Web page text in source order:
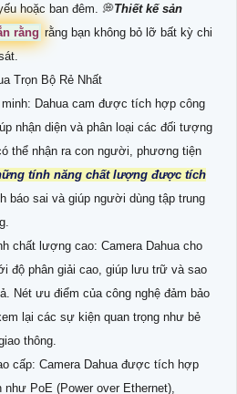
hoặc ban đêm. 💭Thiết kế sản
rằng rằng bạn không bỏ lỡ bất kỳ chi
Dahua cam được tích hợp công
nhận diện và phân loại các đối tượng
thể nhận ra con người, phương tiện
tính năng chất lượng được tích
báo sai và giúp người dùng tập trung
chất lượng cao: Camera Dahua cho
độ phân giải cao, giúp lưu trữ và sao
Nét ưu điểm của công nghệ đảm bảo
lại các sự kiện quan trọng như bẻ
thông.
cấp: Camera Dahua được tích hợp
PoE (Power over Ethernet),